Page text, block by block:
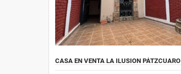
CASA EN VENTA LA ILUSION PÁTZCUARO